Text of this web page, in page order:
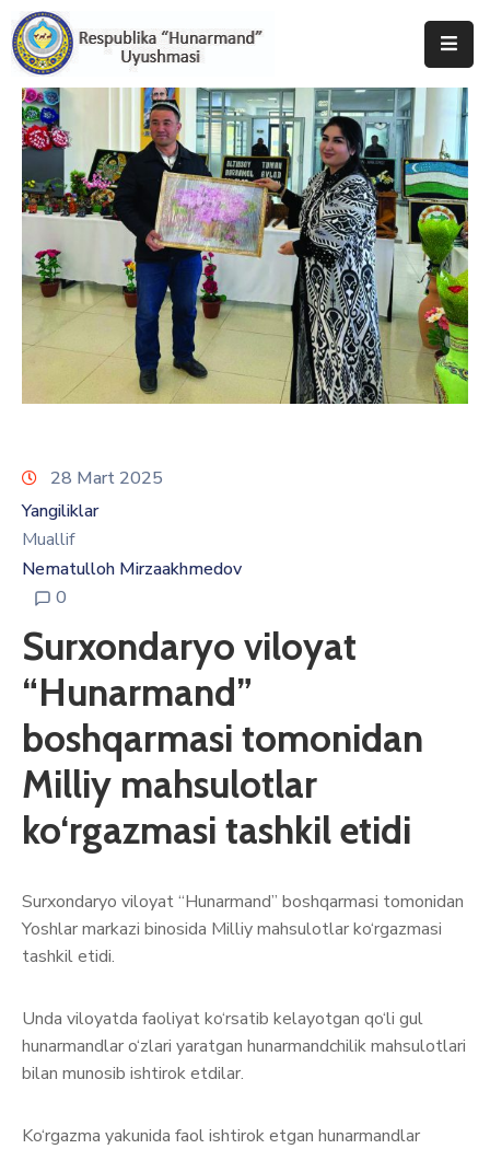
Bosh
Sahifa
Uyushma
Haqida
Tadbirlar
Milliy
Matbuot
Xizmati
28 Mart 2025
Yangiliklar
Muallif
Nematulloh Mirzaakhmedov
0
Surxondaryo viloyat
“Hunarmand”
boshqarmasi tomonidan
Milliy mahsulotlar
ko‘rgazmasi tashkil etidi
Surxondaryo viloyat “Hunarmand” boshqarmasi tomonidan
Yoshlar markazi binosida Milliy mahsulotlar ko‘rgazmasi
tashkil etidi.
Unda viloyatda faoliyat ko‘rsatib kelayotgan qo‘li gul
hunarmandlar o‘zlari yaratgan hunarmandchilik mahsulotlari
bilan munosib ishtirok etdilar.
Ko‘rgazma yakunida faol ishtirok etgan hunarmandlar